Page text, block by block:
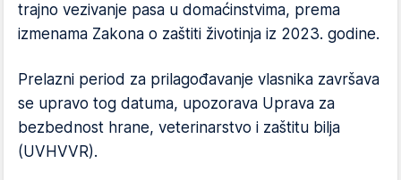
trajno vezivanje pasa u domaćinstvima, prema
izmenama Zakona o zaštiti životinja iz 2023. godine.
Prelazni period za prilagođavanje vlasnika završava
se upravo tog datuma, upozorava Uprava za
bezbednost hrane, veterinarstvo i zaštitu bilja
(UVHVVR).